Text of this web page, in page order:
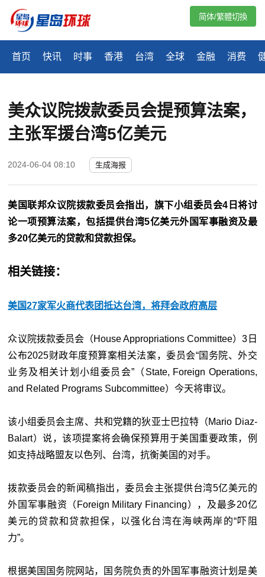
首页 快讯 时事 香港 台湾 全球 金融 消费
简体/繁體切換
美众议院拨款委员会提预算法案，
主张军援台湾5亿美元
2024-06-04 08:10 生成海报
美国联邦众议院拨款委员会指出，旗下小组委员会4日将讨
论一项预算法案，包括提供台湾5亿美元外国军事融资及最
多20亿美元的贷款和贷款担保。
相关链接：
美国27家军火商代表团抵达台湾，将拜会政府高层
众议院拨款委员会（House Appropriations Committee）3日
公布2025财政年度预算案相关法案，委员会“国务院、外交
业务及相关计划小组委员会”（State, Foreign Operations,
and Related Programs Subcommittee）今天将审议。
该小组委员会主席、共和党籍的狄亚士巴拉特（Mario Diaz-
Balart）说，该项提案将会确保预算用于美国重要政策，例
如支持战略盟友以色列、台湾，抗衡美国的对手。
拨款委员会的新闻稿指出，委员会主张提供台湾5亿美元的
外国军事融资（Foreign Military Financing），及最多20亿
美元的贷款和贷款担保，以强化台湾在海峡两岸的“吓阻
力”。
根据美国国务院网站，国务院负责的外国军事融资计划是美